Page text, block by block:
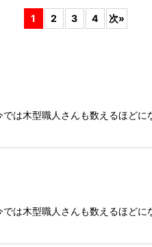
絞り込む
1 2 3 4 次»
は木型職人さんも数えるほど
は木型職人さんも数えるほど